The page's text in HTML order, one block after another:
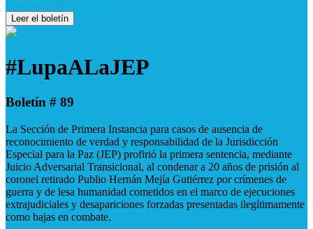
Leer el boletín
#LupaALaJEP
Boletín # 89
La Sección de Primera Instancia para casos de ausencia de
reconocimiento de verdad y responsabilidad de la Jurisdicción
Especial para la Paz (JEP) profirió la primera sentencia, mediante
Juicio Adversarial Transicional, al condenar a 20 años de prisión al
coronel retirado Publio Hernán Mejía Gutiérrez por crímenes de
guerra y de lesa humanidad cometidos en el marco de ejecuciones
extrajudiciales y desapariciones forzadas presentadas ilegítimamente
como bajas en combate.